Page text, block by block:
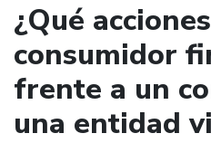
¿Qué
consumidor
frente a un
una entidad